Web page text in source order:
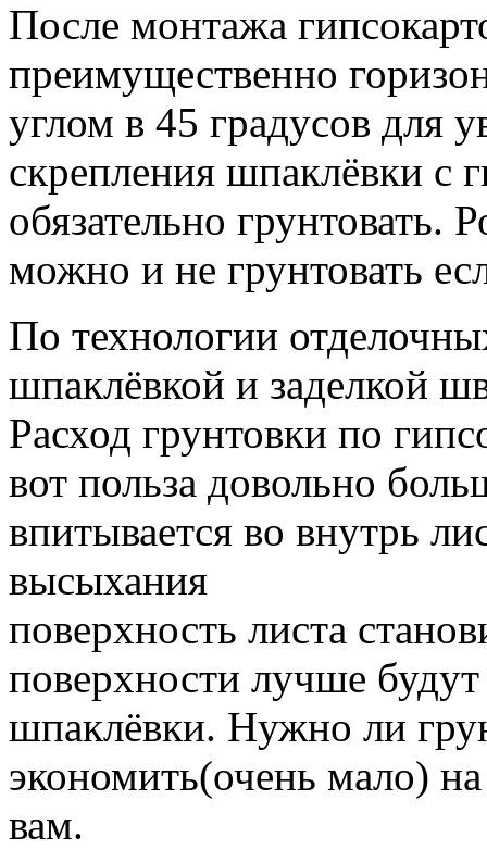
После монтажа
преимущественно
углом в 45 градусов для
скрепления шпаклёвки с
обязательно
можно и не грунтовать
По технологии
шпаклёвкой и заделкой
Расход грунтовки по
вот польза довольно
впитывается во внутрь
высыхания
поверхность листа
поверхности лучше
шпаклёвки. Нужно ли
экономить(очень мало)
вам.